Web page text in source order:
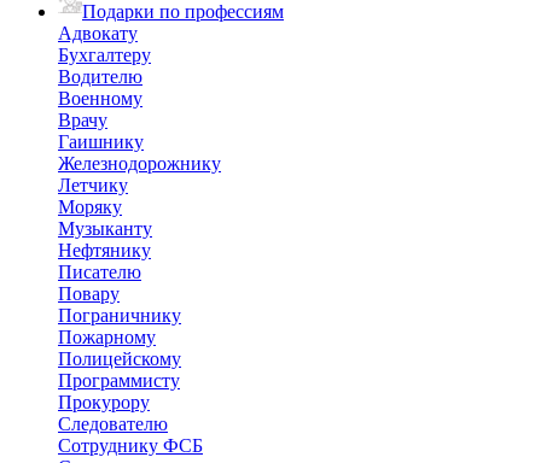
Подарки по профессиям
Адвокату
Бухгалтеру
Водителю
Военному
Врачу
Гаишнику
Железнодорожнику
Летчику
Моряку
Музыканту
Нефтянику
Писателю
Повару
Пограничнику
Пожарному
Полицейскому
Программисту
Прокурору
Следователю
Сотруднику ФСБ